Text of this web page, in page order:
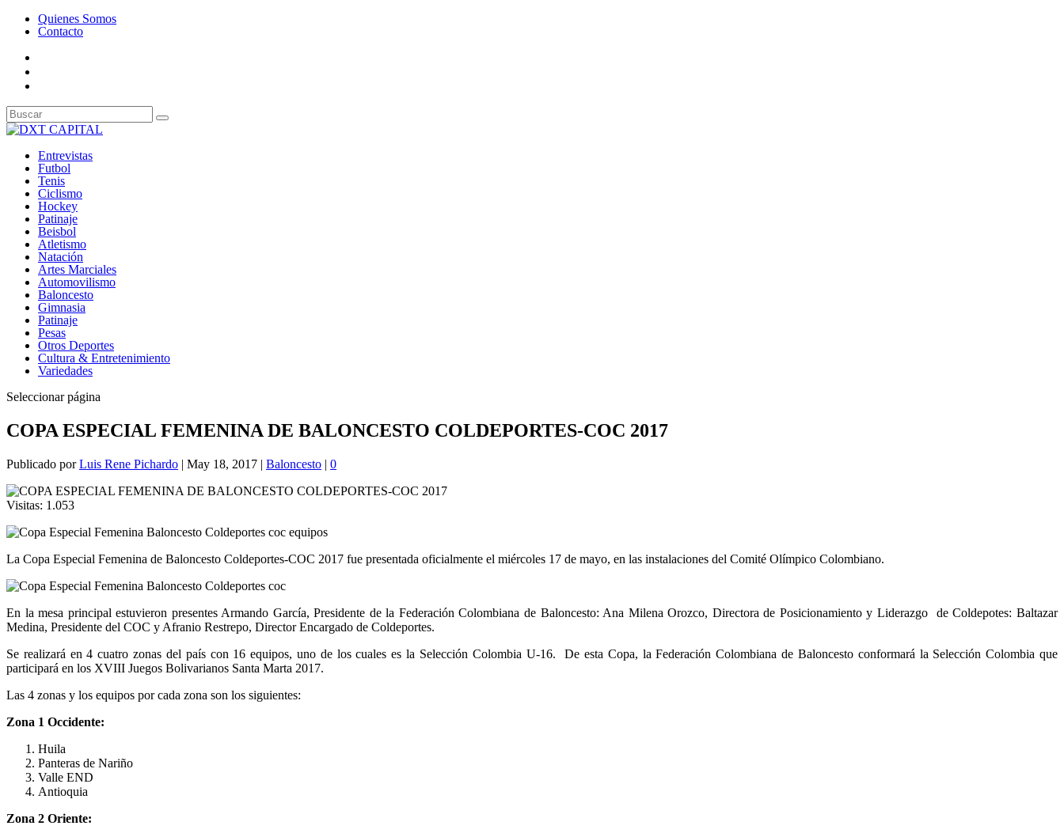
Quienes Somos
Contacto
Entrevistas
Futbol
Tenis
Ciclismo
Hockey
Patinaje
Beisbol
Atletismo
Natación
Artes Marciales
Automovilismo
Baloncesto
Gimnasia
Patinaje
Pesas
Otros Deportes
Cultura & Entretenimiento
Variedades
Seleccionar página
COPA ESPECIAL FEMENINA DE BALONCESTO COLDEPORTES-COC 2017
Publicado porLuis Rene Pichardo | May 18, 2017 | Baloncesto | 0
Visitas: 1.053
La Copa Especial Femenina de Baloncesto Coldeportes-COC 2017 fue presentada oficialmente el miércoles 17 de mayo, en las instalaciones del Comité Olímpico Colombiano.
En la mesa principal estuvieron presentes Armando García, Presidente de la Federación Colombiana de Baloncesto: Ana Milena Orozco, Directora de Posicionamiento y Liderazgo de Coldepotes: Baltazar
Medina, Presidente del COC y Afranio Restrepo, Director Encargado de Coldeportes.
Se realizará en 4 cuatro zonas del país con 16 equipos, uno de los cuales es la Selección Colombia U-16. De esta Copa, la Federación Colombiana de Baloncesto conformará la Selección Colombia que
participará en los XVIII Juegos Bolivarianos Santa Marta 2017.
Las 4 zonas y los equipos por cada zona son los siguientes:
Zona 1 Occidente:
Huila
Panteras de Nariño
Valle END
Antioquia
Zona 2 Oriente: